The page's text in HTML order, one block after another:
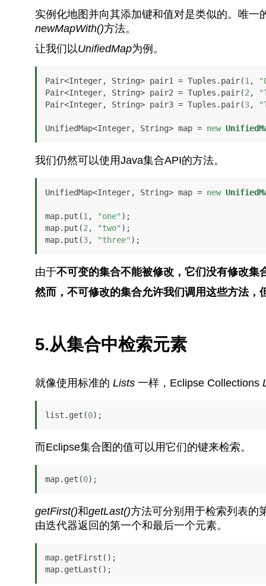
实例化地图并向其添加键和值对是类似的。唯一
newMapWith()方法。
让我们以UnifiedMap为例。
Pair<Integer, String> pair1 = Tuples.pair(1 ,
Pair<Integer, String> pair2 = Tuples.pair(2 ,
Pair<Integer, String> pair3 = Tuples.pair(3,
UnifiedMap<Integer, String> map = new
我们仍然可以使用Java集合API的方法。
UnifiedMap<Integer, String> map = new
map.put(1 , "one" );
map.put(2 , "two" );
map.put(3, "three" );
由于不可变的集合不能被修改，它们没有修改集
然而，不可修改的集合允许我们调用这些方法，
5.从集合中检索元素
就像使用标准的 Lists一样，Eclipse Collections
list.get(0);
而Eclipse集合图的值可以用它们的键来检索。
map.get(0);
getFirst()和getLast()方法可分别用于检索列表的
由迭代器返回的第一个和最后一个元素。
map.getFirst();
map.getLast();